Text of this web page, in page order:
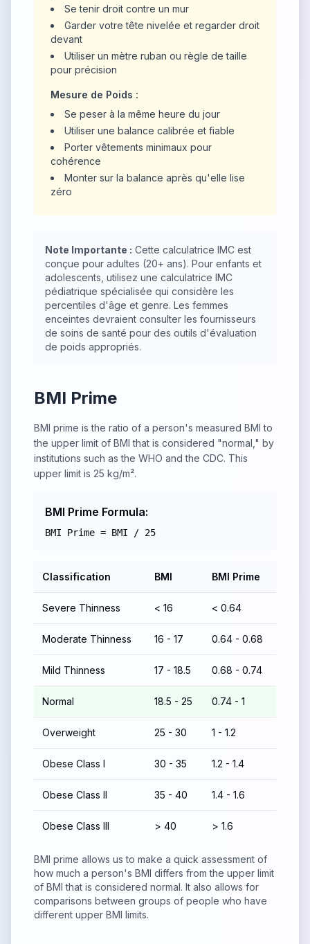
Se tenir droit contre un mur
Garder votre tête nivelée et regarder droit
devant
Utiliser un mètre ruban ou règle de taille
pour précision
Mesure de Poids :
Se peser à la même heure du jour
Utiliser une balance calibrée et fiable
Porter vêtements minimaux pour
cohérence
Monter sur la balance après qu'elle lise
zéro
Note Importante : Cette calculatrice IMC est
conçue pour adultes (20+ ans). Pour enfants et
adolescents, utilisez une calculatrice IMC
pédiatrique spécialisée qui considère les
percentiles d'âge et genre. Les femmes
enceintes devraient consulter les fournisseurs
de soins de santé pour des outils d'évaluation
de poids appropriés.
BMI Prime
BMI prime is the ratio of a person's measured BMI to
the upper limit of BMI that is considered "normal," by
institutions such as the WHO and the CDC. This
upper limit is 25 kg/m².
BMI Prime Formula:
BMI Prime = BMI / 25
Classification BMI BMI Prime
Severe Thinness < 16 < 0.64
Moderate Thinness 16 - 17 0.64 - 0.68
Mild Thinness 17 - 18.5 0.68 - 0.74
Normal 18.5 - 25 0.74 - 1
Overweight 25 - 30 1 - 1.2
Obese Class I 30 - 35 1.2 - 1.4
Obese Class II 35 - 40 1.4 - 1.6
Obese Class III > 40 > 1.6
BMI prime allows us to make a quick assessment of
how much a person's BMI differs from the upper limit
of BMI that is considered normal. It also allows for
comparisons between groups of people who have
different upper BMI limits.